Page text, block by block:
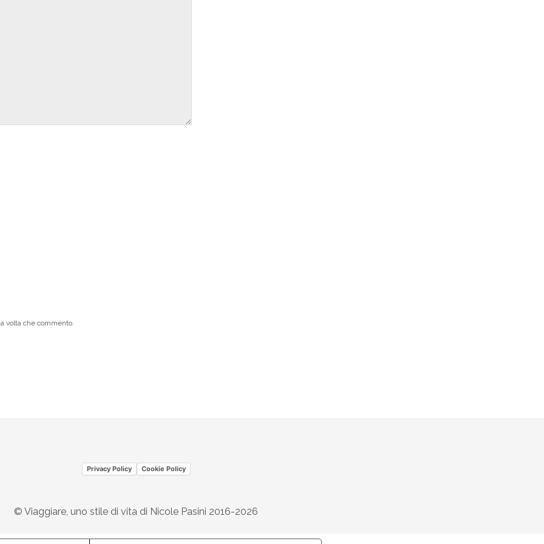
volta che commento.
Privacy Policy Cookie Policy
© Viaggiare, uno stile di vita di Nicole Pasini 2016-2026